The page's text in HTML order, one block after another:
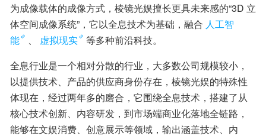
为成像载体的成像方式，棱镜光娱擅长更具未来感的“3D 立
体空间成像系统”，它以全息技术为基础，融合 人工智
能
、 虚拟现实
等多种前沿科技。
全息行业是一个相对分散的行业，大多数公司规模较小，
以提供技术、产品的供应商身份存在，棱镜光娱的特殊性
体现在，经过两年多的磨合，它围绕全息技术，搭建了从
核心技术创新、内容研发，到市场端商业化落地全链路，
能够在文娱消费、创意展示等领域，输出涵盖技术、内